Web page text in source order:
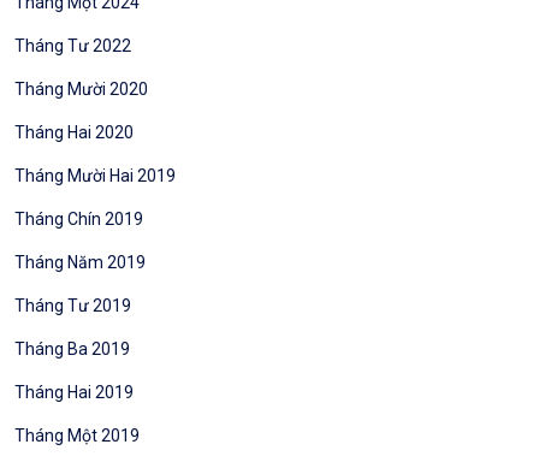
Tháng Tư 2022
Tháng Mười 2020
Tháng Hai 2020
Tháng Mười Hai 2019
Tháng Chín 2019
Tháng Năm 2019
Tháng Tư 2019
Tháng Ba 2019
Tháng Hai 2019
Tháng Một 2019